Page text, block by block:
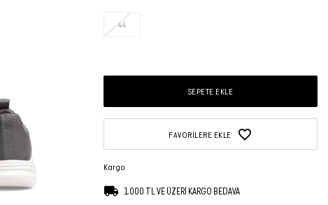
44
SEPETE EKLE
FAVORILERE EKLE
Kargo
1.000 TL VE ÜZERİ KARGO BEDAVA